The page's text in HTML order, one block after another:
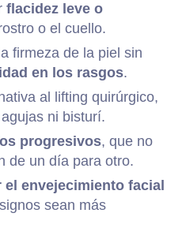
flacidez leve o
o el cuello.
firmeza de la piel sin
en los rasgos.
al lifting quirúrgico,
ni bisturí.
progresivos, que no
de un día para otro.
el envejecimiento facial
sean más